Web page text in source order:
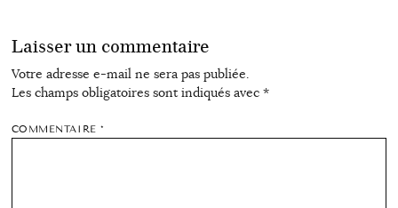
Laisser un commentaire
Votre adresse e-mail ne sera pas publiée.
Les champs obligatoires sont indiqués avec *
COMMENTAIRE*